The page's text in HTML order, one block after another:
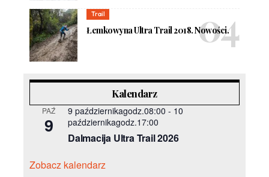
Trail
Łemkowyna Ultra Trail 2018. Nowości.
Kalendarz
PAŹ
9
9 październikagodz.08:00 - 10
październikagodz.17:00
Dalmacija Ultra Trail 2026
Zobacz kalendarz